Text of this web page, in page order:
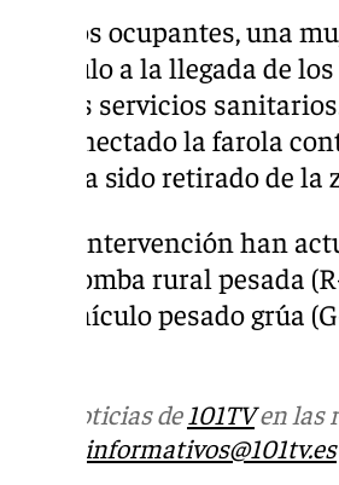
Las dos ocupantes, una
vehículo a la llegada de
por los servicios
desconectado la farola
cual ha sido retirado de
En la intervención han
autobomba rural pesada
un vehículo pesado grúa
Más noticias de 101TVen las
informativos@101tv.es